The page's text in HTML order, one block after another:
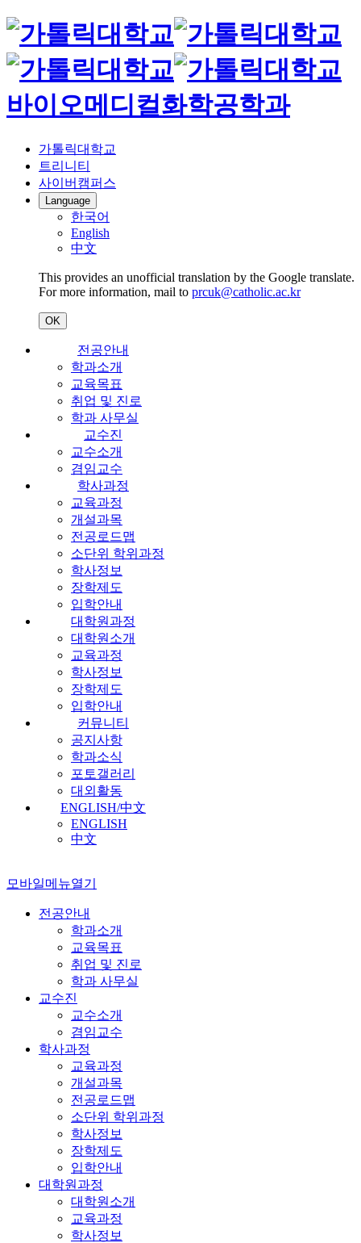
바이오메디컬화학공학과
가톨릭대학교
트리니티
사이버캠퍼스
Language
한국어
English
中文
This provides an unofficial translation by the Google translate.
For more information, mail to prcuk@catholic.ac.kr
OK
전공안내
학과소개
교육목표
취업 및 진로
학과 사무실
교수진
교수소개
겸임교수
학사과정
교육과정
개설과목
전공로드맵
소단위 학위과정
학사정보
장학제도
입학안내
대학원과정
대학원소개
교육과정
학사정보
장학제도
입학안내
커뮤니티
공지사항
학과소식
포토갤러리
대외활동
ENGLISH/中文
ENGLISH
中文
모바일메뉴열기
전공안내
학과소개
교육목표
취업 및 진로
학과 사무실
교수진
교수소개
겸임교수
학사과정
교육과정
개설과목
전공로드맵
소단위 학위과정
학사정보
장학제도
입학안내
대학원과정
대학원소개
교육과정
학사정보